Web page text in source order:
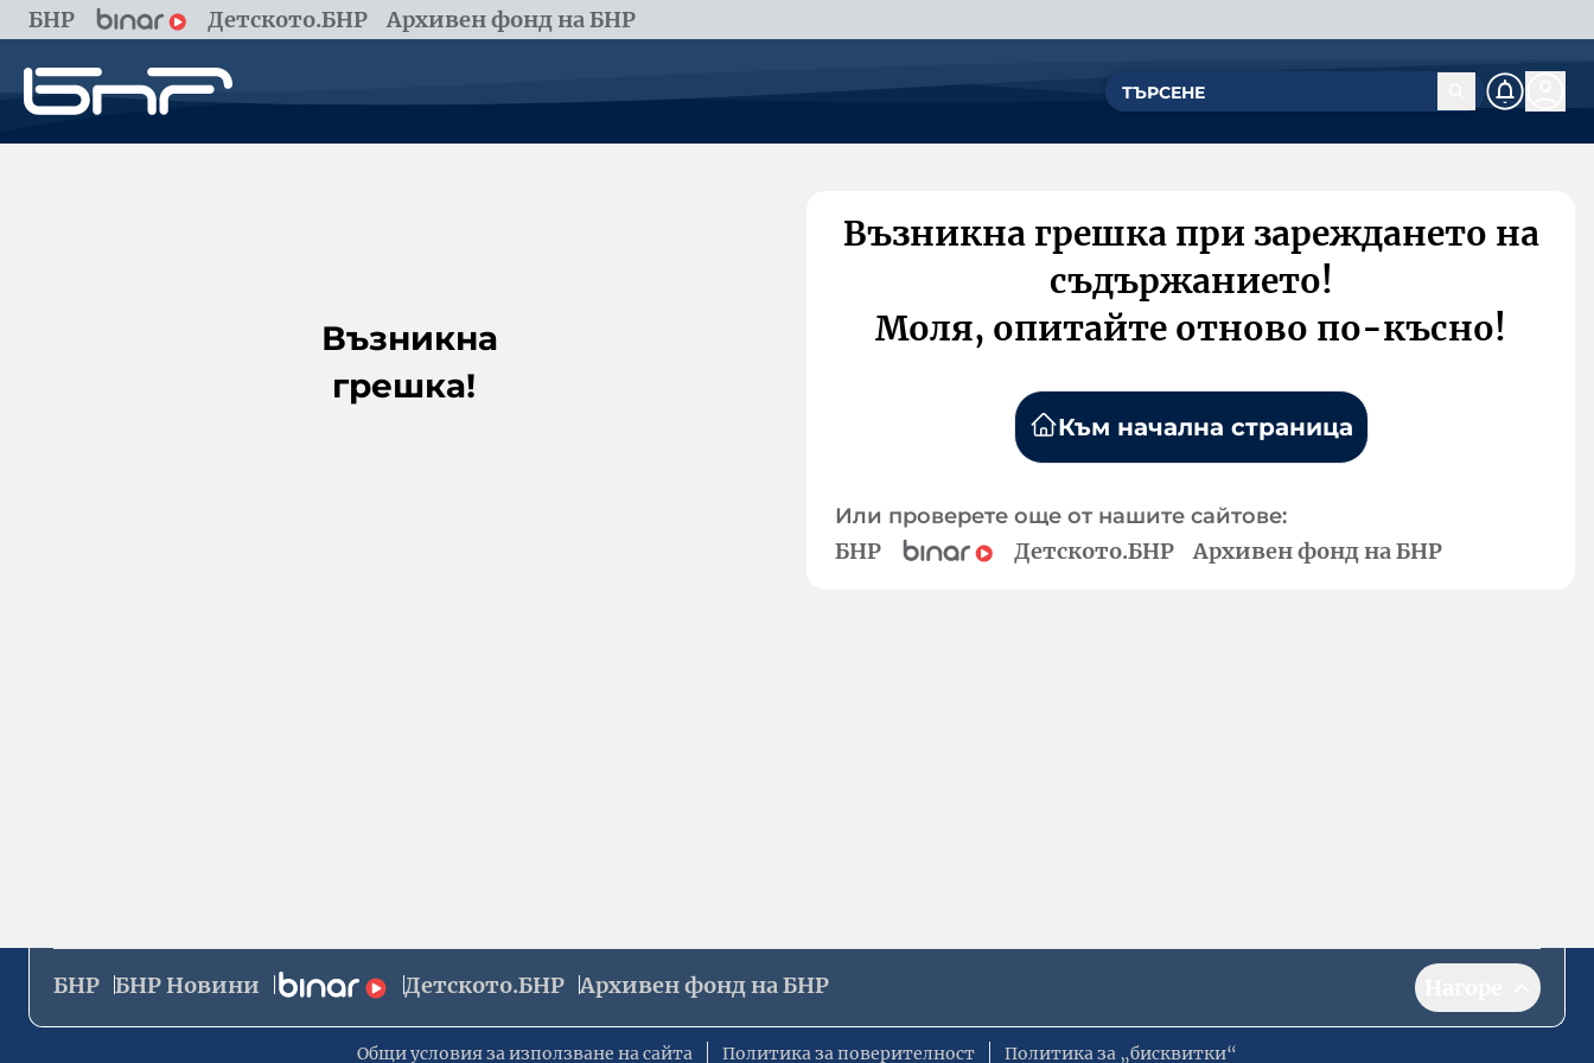
БНР Детското.БНР Архивен фонд на БНР
Възникна
грешка!
Възникна грешка при зареждането на
съдържанието!
Моля, опитайте отново по-късно!
Към начална страница
Или проверете още от нашите сайтове:
БНР Детското.БНР Архивен фонд на БНР
БНР БНР Новини Детското.БНР Архивен фонд на БНР
Общи условия за използване на сайта Политика за поверителност Политика за „бисквитки“